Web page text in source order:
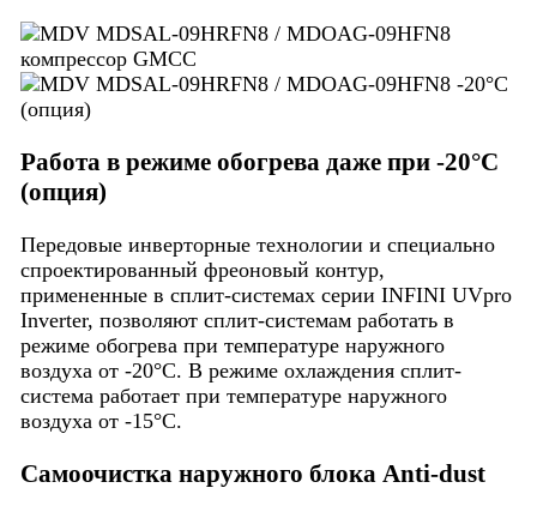
Работа в режиме обогрева даже при -20°С
(опция)
Передовые инверторные технологии и специально
спроектированный фреоновый контур,
примененные в сплит-системах серии INFINI UVpro
Inverter, позволяют сплит-системам работать в
режиме обогрева при температуре наружного
воздуха от -20°С. В режиме охлаждения сплит-
система работает при температуре наружного
воздуха от -15°С.
Cамоочистка наружного блока Anti-dust